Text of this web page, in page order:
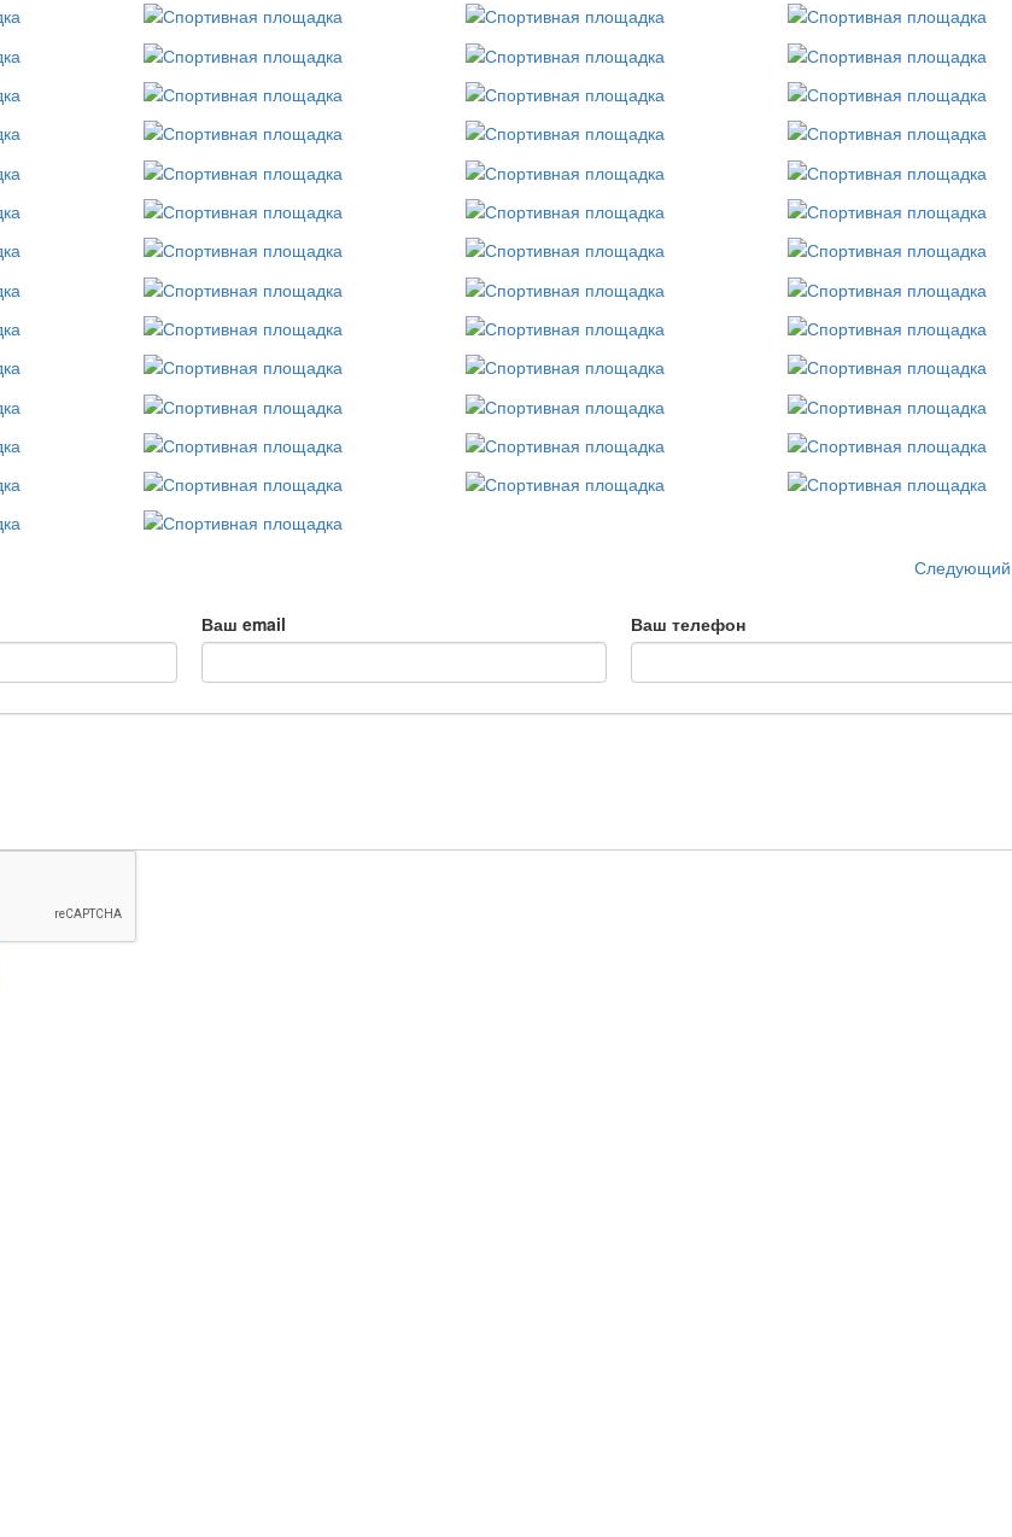
Ваш email Ваш телефон